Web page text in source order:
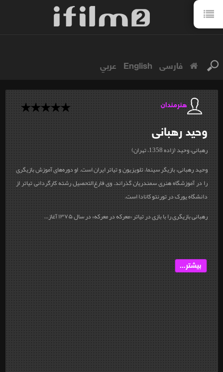
فارسی English عربي
هنرمندان
وحیدرهبانی
رهبانی، وحید (زاده‌ 1358، تهران)
وحید رهبانی، بازیگر سینما، تلویزیون و تیاتر ایران است. او دوره‌های آموزش بازیگری
را در آموزشگاه هنری سمندریان گذراند. وی فارغ‌التحصیل رشته‌ کارگردانی تیاتر از
دانشگاه یورک در تورنتو کانادا است.
رهبانی بازیگری را با بازی در تیاتر «معرکه در معرکه» در سال ۱۳۷۵ آغاز...
بیشتر...